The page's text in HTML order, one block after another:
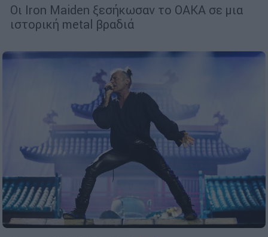
Οι Iron Maiden ξεσήκωσαν το ΟΑΚΑ σε μια
ιστορική metal βραδιά